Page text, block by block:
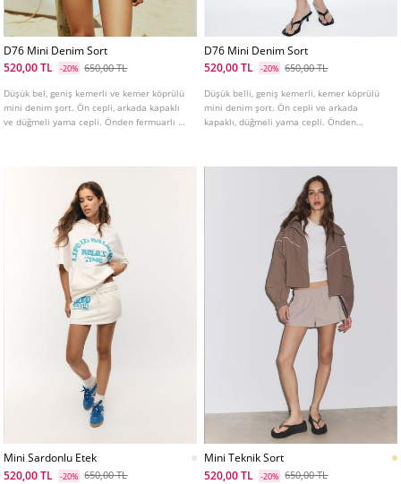
D76 Mini Denim Sort
520,00 TL
-20% 650,00 TL
Düşük bel, geniş kemerli ve kemer köprülü
mini denim şort. Ön cepli, arkada kapaklı
ve düğmeli yama cepli. Önden fermuarlı ve
D76 Mini Denim Sort
520,00 TL
-20% 650,00 TL
Düşük belli, geniş kemerli, kemer köprülü
mini denim şort. Ön cepli ve arkada
kapaklı, düğmeli yama cepli. Önden
Mini Sardonlu Etek
520,00 TL
-20% 650,00 TL
Mini Teknik Sort
520,00 TL
-20% 650,00 TL